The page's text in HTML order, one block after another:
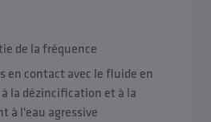
de la fréquence
en contact avec le fluide en
la dézincification et à la
à l'eau agressive